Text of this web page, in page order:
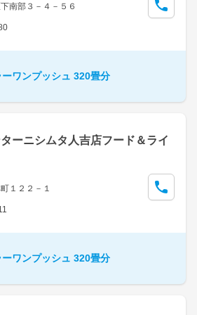
南部３－４－５６
ワンプッシュ 320畳分
ーニシムタ人吉店フード＆ライ
１２２－１
ワンプッシュ 320畳分